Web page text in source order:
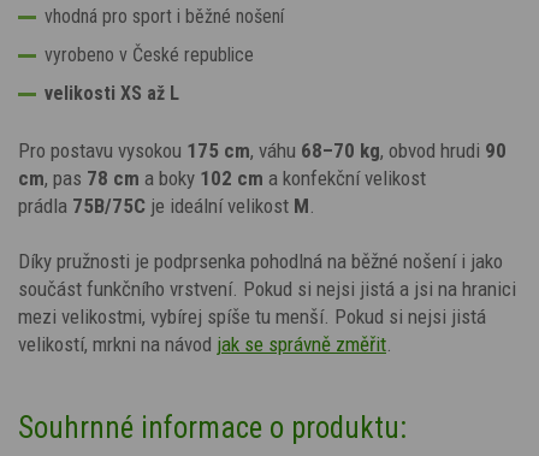
vhodná pro sport i běžné nošení
vyrobeno v České republice
velikosti XS až L
Pro postavu vysokou 175 cm, váhu 68–70 kg, obvod hrudi 90
cm, pas 78 cm a boky 102 cm a konfekční velikost
prádla 75B/75C je ideální velikost M
Díky pružnosti je podprsenka pohodlná na běžné nošení i jako
součást funkčního vrstvení. Pokud si nejsi jistá a jsi na hranici
mezi velikostmi, vybírej spíše tu menší. Pokud si nejsi jistá
velikostí, mrkni na návod jak se správně změřit
Souhrnné informace o produktu: